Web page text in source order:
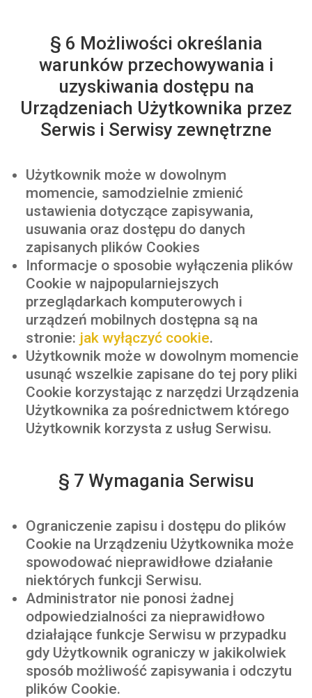
§ 6 Możliwości określania
warunków przechowywania i
uzyskiwania dostępu na
Urządzeniach Użytkownika przez
Serwis i Serwisy zewnętrzne
Użytkownik może w dowolnym
momencie, samodzielnie zmienić
ustawienia dotyczące zapisywania,
usuwania oraz dostępu do danych
zapisanych plików Cookies
Informacje o sposobie wyłączenia plików
Cookie w najpopularniejszych
przeglądarkach komputerowych i
urządzeń mobilnych dostępna są na
stronie: jak wyłączyć cookie.
Użytkownik może w dowolnym momencie
usunąć wszelkie zapisane do tej pory pliki
Cookie korzystając z narzędzi Urządzenia
Użytkownika za pośrednictwem którego
Użytkownik korzysta z usług Serwisu.
§ 7 Wymagania Serwisu
Ograniczenie zapisu i dostępu do plików
Cookie na Urządzeniu Użytkownika może
spowodować nieprawidłowe działanie
niektórych funkcji Serwisu.
Administrator nie ponosi żadnej
odpowiedzialności za nieprawidłowo
działające funkcje Serwisu w przypadku
gdy Użytkownik ograniczy w jakikolwiek
sposób możliwość zapisywania i odczytu
plików Cookie.